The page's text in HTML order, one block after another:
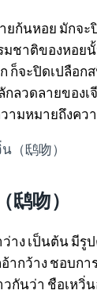
ยก้นหอย มักจะ
มชาติของหอย
ก็จะปิดเปลือก
กลวดลายของเ
ามหมายถึงคว
鸱吻）
ว่าง เป็นต้น มีรู
ากว้าง ชอบกา
กันว่า ชือเหวิ่